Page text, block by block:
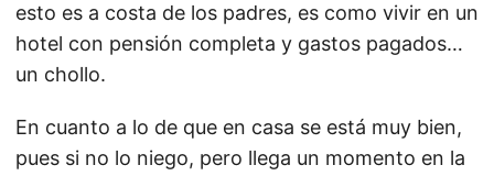
esto es a costa de los padres, es como vivir en un
hotel con pensión completa y gastos pagados…
un chollo.
En cuanto a lo de que en casa se está muy bien,
pues si no lo niego, pero llega un momento en la